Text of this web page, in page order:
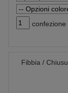
confezione
Fibbia /